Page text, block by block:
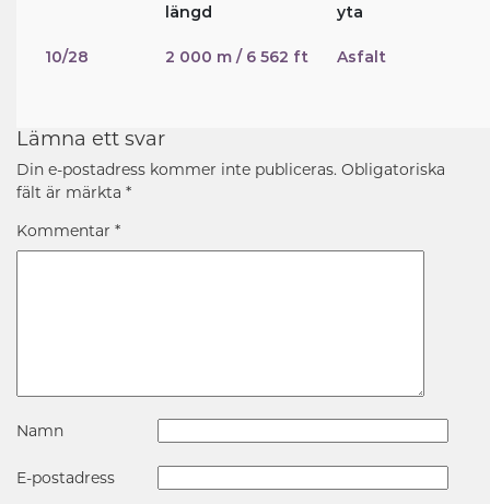
längd
yta
10/28 2 000 m / 6 562 ft Asfalt
Lämna ett svar
Din e-postadress kommer inte publiceras. Obligatoriska
fält är märkta *
Kommentar *
Namn
E-postadress